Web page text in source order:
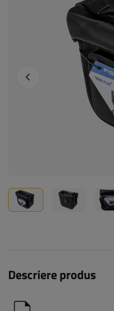
Fotografia anterioară
Descriere produs